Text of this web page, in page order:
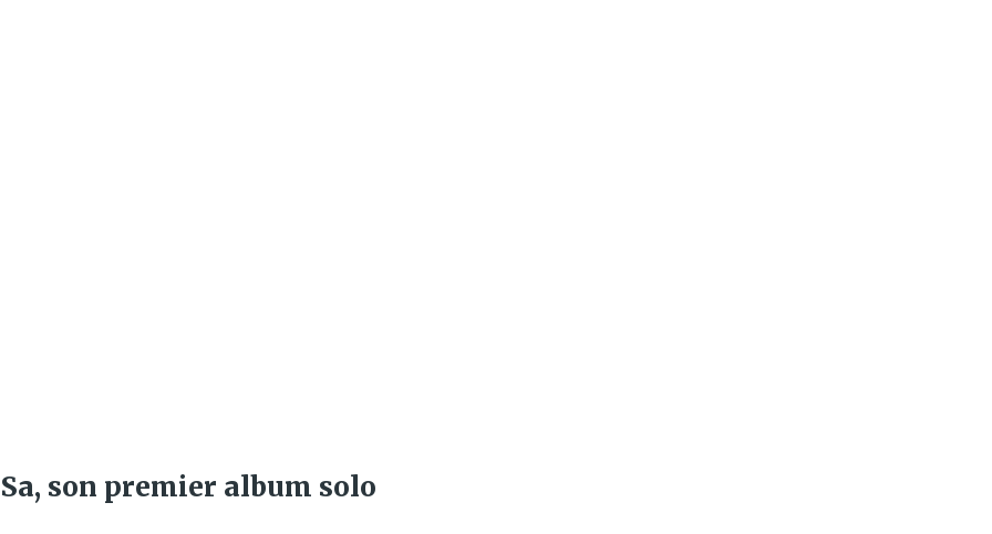
son premier album solo